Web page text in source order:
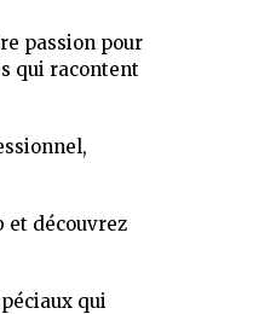
passion pour
qui racontent
et découvrez
qui